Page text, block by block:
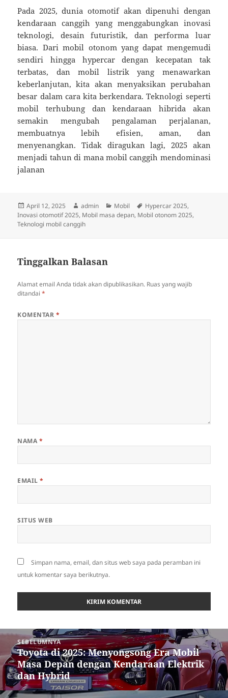
Pada 2025, dunia otomotif akan dipenuhi dengan
kendaraan canggih yang menggabungkan inovasi
teknologi, desain futuristik, dan performa luar
biasa. Dari mobil otonom yang dapat mengemudi
sendiri hingga hypercar dengan kecepatan tak
terbatas, dan mobil listrik yang menawarkan
keberlanjutan, kita akan menyaksikan perubahan
besar dalam cara kita berkendara. Teknologi seperti
mobil terhubung dan kendaraan hibrida akan
semakin mengubah pengalaman perjalanan,
membuatnya lebih efisien, aman, dan
menyenangkan. Tidak diragukan lagi, 2025 akan
menjadi tahun di mana mobil canggih mendominasi
jalanan
Diposkan
pada
April 12, 2025 Penulis
admin Kategori
Mobil Tag
Hypercar 2025,
Inovasi otomotif 2025, Mobil masa depan, Mobil otonom 2025,
Teknologi mobil canggih
Tinggalkan Balasan
Alamat email Anda tidak akan dipublikasikan. Ruas yang wajib
ditandai*
KOMENTAR *
NAMA *
EMAIL*
SITUS WEB
Simpan nama, email, dan situs web saya pada peramban ini
untuk komentar saya berikutnya.
Navigasi
pos SEBELUMNYA
Pos
sebelumnya:
Toyota di 2025: Menyongsong Era Mobil
Masa Depan dengan Kendaraan Elektrik
dan Hybrid